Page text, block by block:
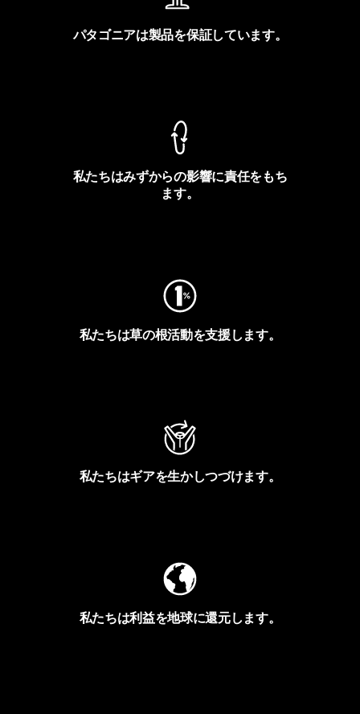
パタゴニアは製品を保証しています。
私たちはみずからの影響に責任をもち
ます。
私たちは草の根活動を支援します。
私たちはギアを生かしつづけます。
私たちは利益を地球に還元します。